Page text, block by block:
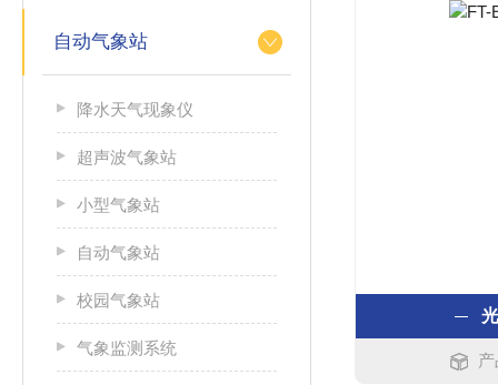
自动气象站
降水天气现象仪
超声波气象站
小型气象站
自动气象站
校园气象站
气象监测系统